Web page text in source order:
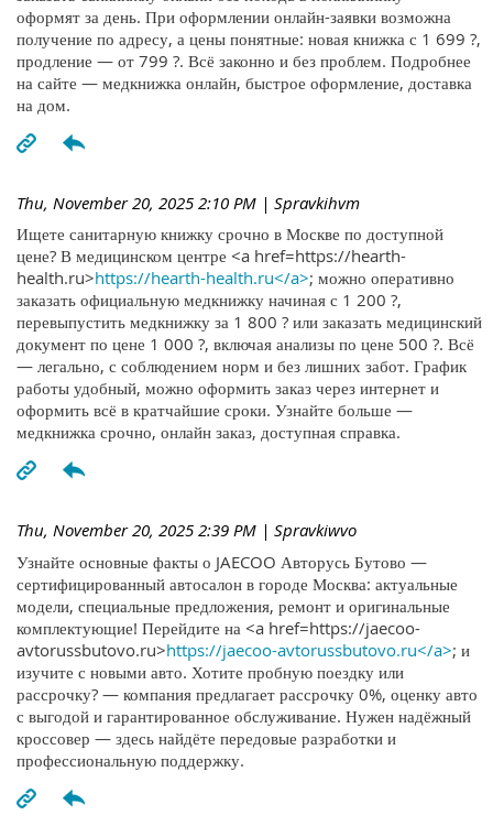
оформят за день. При оформлении онлайн-заявки возможна
получение по адресу, а цены понятные: новая книжка с 1 699 ?,
продление — от 799 ?. Всё законно и без проблем. Подробнее
на сайте — медкнижка онлайн, быстрое оформление, доставка
на дом.
Thu, November 20, 2025 2:10 PM | Spravkihvm
Ищете санитарную книжку срочно в Москве по доступной
цене? В медицинском центре <a href=https://hearth-
health.ru>https://hearth-health.ru</a>; можно оперативно
заказать официальную медкнижку начиная с 1 200 ?,
перевыпустить медкнижку за 1 800 ? или заказать медицинский
документ по цене 1 000 ?, включая анализы по цене 500 ?. Всё
— легально, с соблюдением норм и без лишних забот. График
работы удобный, можно оформить заказ через интернет и
оформить всё в кратчайшие сроки. Узнайте больше —
медкнижка срочно, онлайн заказ, доступная справка.
Thu, November 20, 2025 2:39 PM | Spravkiwvo
Узнайте основные факты о JAECOO Авторусь Бутово —
сертифицированный автосалон в городе Москва: актуальные
модели, специальные предложения, ремонт и оригинальные
комплектующие! Перейдите на <a href=https://jaecoo-
avtorussbutovo.ru>https://jaecoo-avtorussbutovo.ru</a>; и
изучите с новыми авто. Хотите пробную поездку или
рассрочку? — компания предлагает рассрочку 0%, оценку авто
с выгодой и гарантированное обслуживание. Нужен надёжный
кроссовер — здесь найдёте передовые разработки и
профессиональную поддержку.